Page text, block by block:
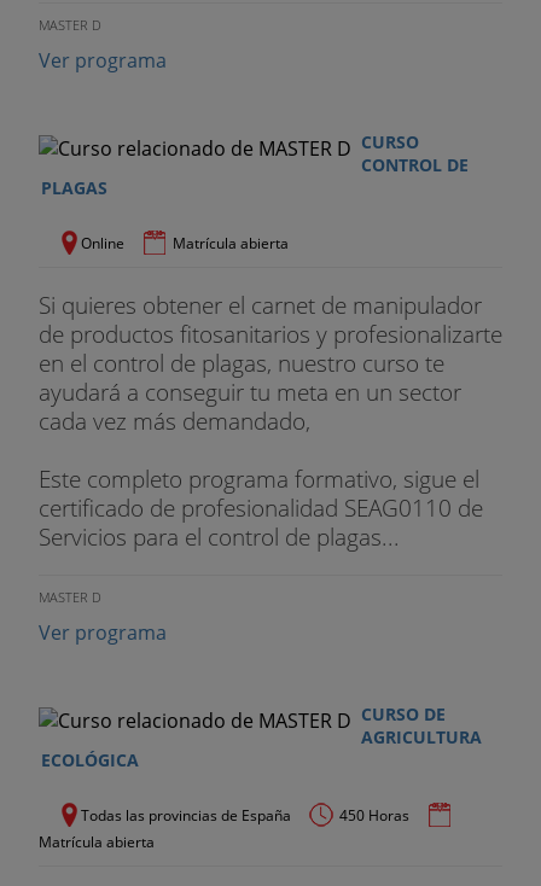
MASTER D
Ver programa
CURSO
CONTROL DE
PLAGAS
Online Matrícula abierta
Si quieres obtener el carnet de manipulador
de productos fitosanitarios y profesionalizarte
en el control de plagas, nuestro curso te
ayudará a conseguir tu meta en un sector
cada vez más demandado,
Este completo programa formativo, sigue el
certificado de profesionalidad SEAG0110 de
Servicios para el control de plagas...
MASTER D
Ver programa
CURSO DE
AGRICULTURA
ECOLÓGICA
Todas las provincias de España
450 Horas
Matrícula abierta